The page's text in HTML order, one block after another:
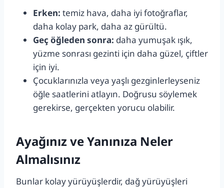
Erken: temiz hava, daha iyi fotoğraflar,
daha kolay park, daha az gürültü.
Geç öğleden sonra: daha yumuşak ışık,
yüzme sonrası gezinti için daha güzel, çiftler
için iyi.
Çocuklarınızla veya yaşlı gezginlerleyseniz
öğle saatlerini atlayın. Doğrusu söylemek
gerekirse, gerçekten yorucu olabilir.
Ayağınız ve Yanınıza Neler
Almalısınız
Bunlar kolay yürüyüşlerdir, dağ yürüyüşleri